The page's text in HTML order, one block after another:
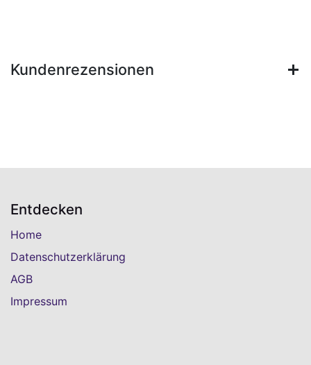
Kundenrezensionen
Entdecken
Home
Datenschutzerklärung
AGB
Impressum